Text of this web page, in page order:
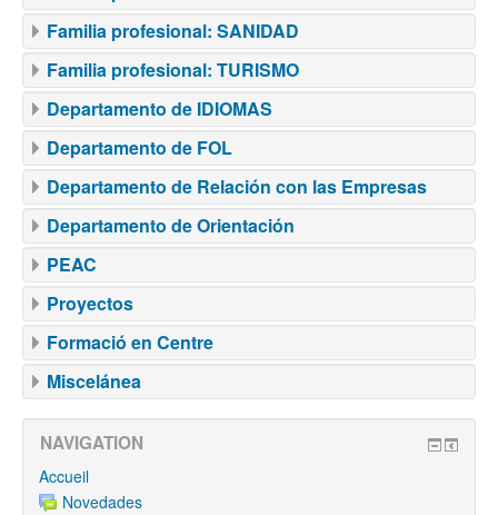
Familia profesional: SANIDAD
Familia profesional: TURISMO
Departamento de IDIOMAS
Departamento de FOL
Departamento de Relación con las Empresas
Departamento de Orientación
PEAC
Proyectos
Formació en Centre
Miscelánea
NAVIGATION
Accueil
Novedades